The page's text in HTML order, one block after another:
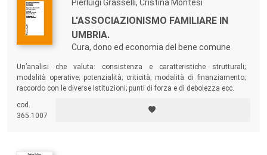
Pierluigi Grasselli, Cristina Montesi
L'ASSOCIAZIONISMO FAMILIARE IN
UMBRIA.
Cura, dono ed economia del bene comune
Un’analisi che valuta: consistenza e caratteristiche strutturali;
modalità operative; potenzialità; criticità; modalità di finanziamento;
raccordo con le diverse Istituzioni; punti di forza e di debolezza ecc.
cod.
365.1007